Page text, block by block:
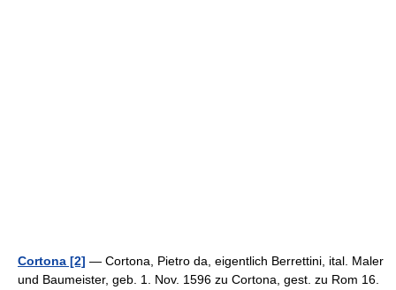
Cortona [2] — Cortona, Pietro da, eigentlich Berrettini, ital. Maler
und Baumeister, geb. 1. Nov. 1596 zu Cortona, gest. zu Rom 16.